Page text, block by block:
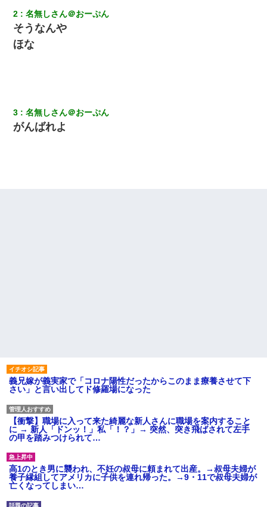
2 名無しさん＠おーぷん
そうなんや
ほな
3 名無しさん＠おーぷん
がんばれよ
義兄嫁が義実家で「コロナ陽性だったからこのまま療養させて下
さい」と言い出してド修羅場になった
【衝撃】職場に入って来た綺麗な新人さんに職場を案内すること
に → 新人「ドンッ！」私「！？」→ 突然、突き飛ばされて左手
の甲を踏みつけられて…
高1のとき男に襲われ、不妊の叔母に頼まれて出産。→叔母夫婦が
養子縁組してアメリカに子供を連れ帰った。→9・11で叔母夫婦が
亡くなってしまい…